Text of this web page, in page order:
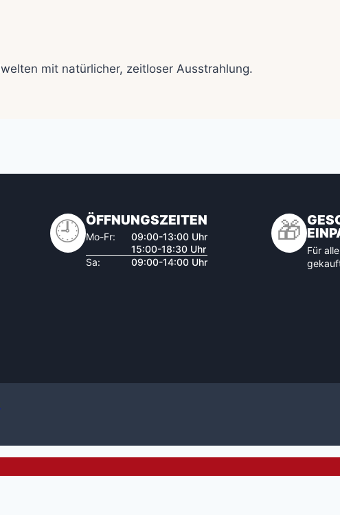
mit natürlicher, zeitloser Ausstrahlung.
🕘 ÖFFNUNGSZEITEN
Mo-Fr:
09:00-13:00 Uhr
15:00-18:30 Uhr
Sa:
09:00-14:00 Uhr
🎁
Für